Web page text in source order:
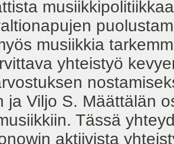
musiikkia
yhteistyö
ja Viljo S. Määttälän
Tässä
aktiivista